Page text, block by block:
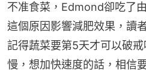
不准食菜，Edmond卻吃了
這個原因影響減肥效果，讀
記得蔬菜要第5天才可以破
慢，想加快速度的話，相信